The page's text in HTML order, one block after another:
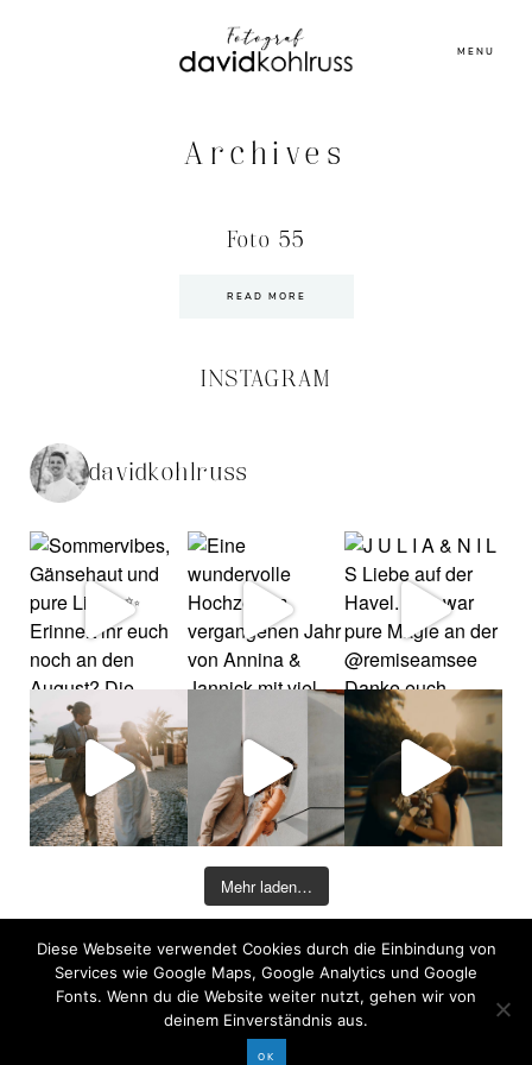
MENU
Archives
Foto 55
READ MORE
INSTAGRAM
davidkohlruss
Mehr laden…
©2026 COPYRIGHT DAVID KOHLRUSS
Impressum Datenschutz
Diese Webseite verwendet Cookies durch die Einbindung von
Services wie Google Maps, Google Analytics und Google
Fonts. Wenn du die Website weiter nutzt, gehen wir von
deinem Einverständnis aus.
OK